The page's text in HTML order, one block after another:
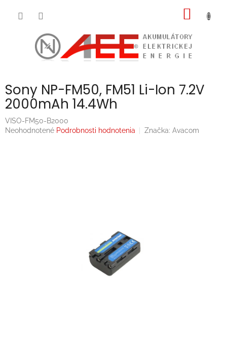
Sony NP-FM50, FM51 Li-Ion 7.2V
2000mAh 14.4Wh
VISO-FM50-B2000
Priemerné
Neohodnotené Podrobnosti hodnotenia Značka: Avacom